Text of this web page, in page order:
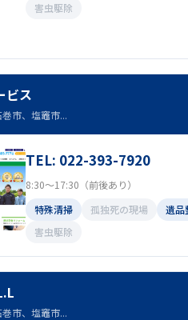
害虫駆除
ビス
市、塩竈市...
TEL: 022-393-7920
8:30～17:30（前後あり）
特殊清掃
孤独死の現場 遺品
害虫駆除
市、塩竈市...